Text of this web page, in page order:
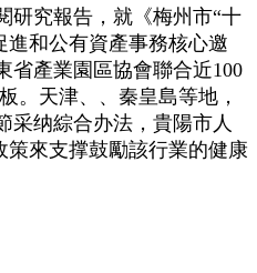
究報告，就《梅州市“十
進和公有資產事務核心邀
省產業園區協會聯合近100
。天津、、秦皇島等地，
采纳綜合办法，貴陽市人
來支撑鼓勵該行業的健康